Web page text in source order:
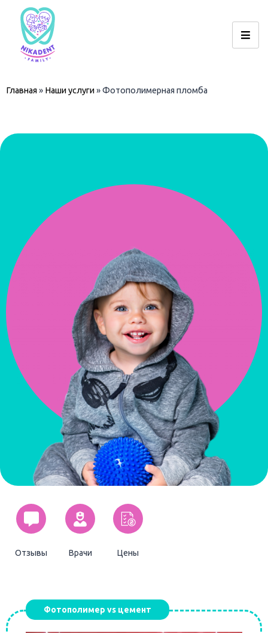
Главная» Наши услуги»Фотополимерная пломба
Отзывы Врачи Цены
Фотополимер vs цемент